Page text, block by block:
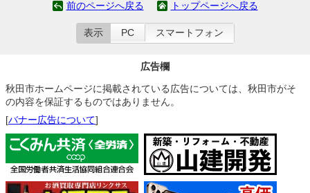
前のページへ戻る トップページへ戻る
表示 PC スマートフォン
広告欄
秋田市ホームページに掲載されている広告については、秋田市がそ
の内容を保証するものではありません。
[バナー広告について]